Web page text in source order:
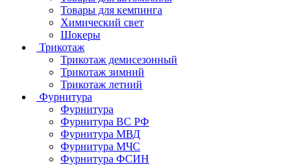
Товары для кемпинга
Химический свет
Шокеры
Трикотаж
Трикотаж демисезонный
Трикотаж зимний
Трикотаж летний
Фурнитура
Фурнитура
Фурнитура ВС РФ
Фурнитура МВД
Фурнитура МЧС
Фурнитура ФСИН